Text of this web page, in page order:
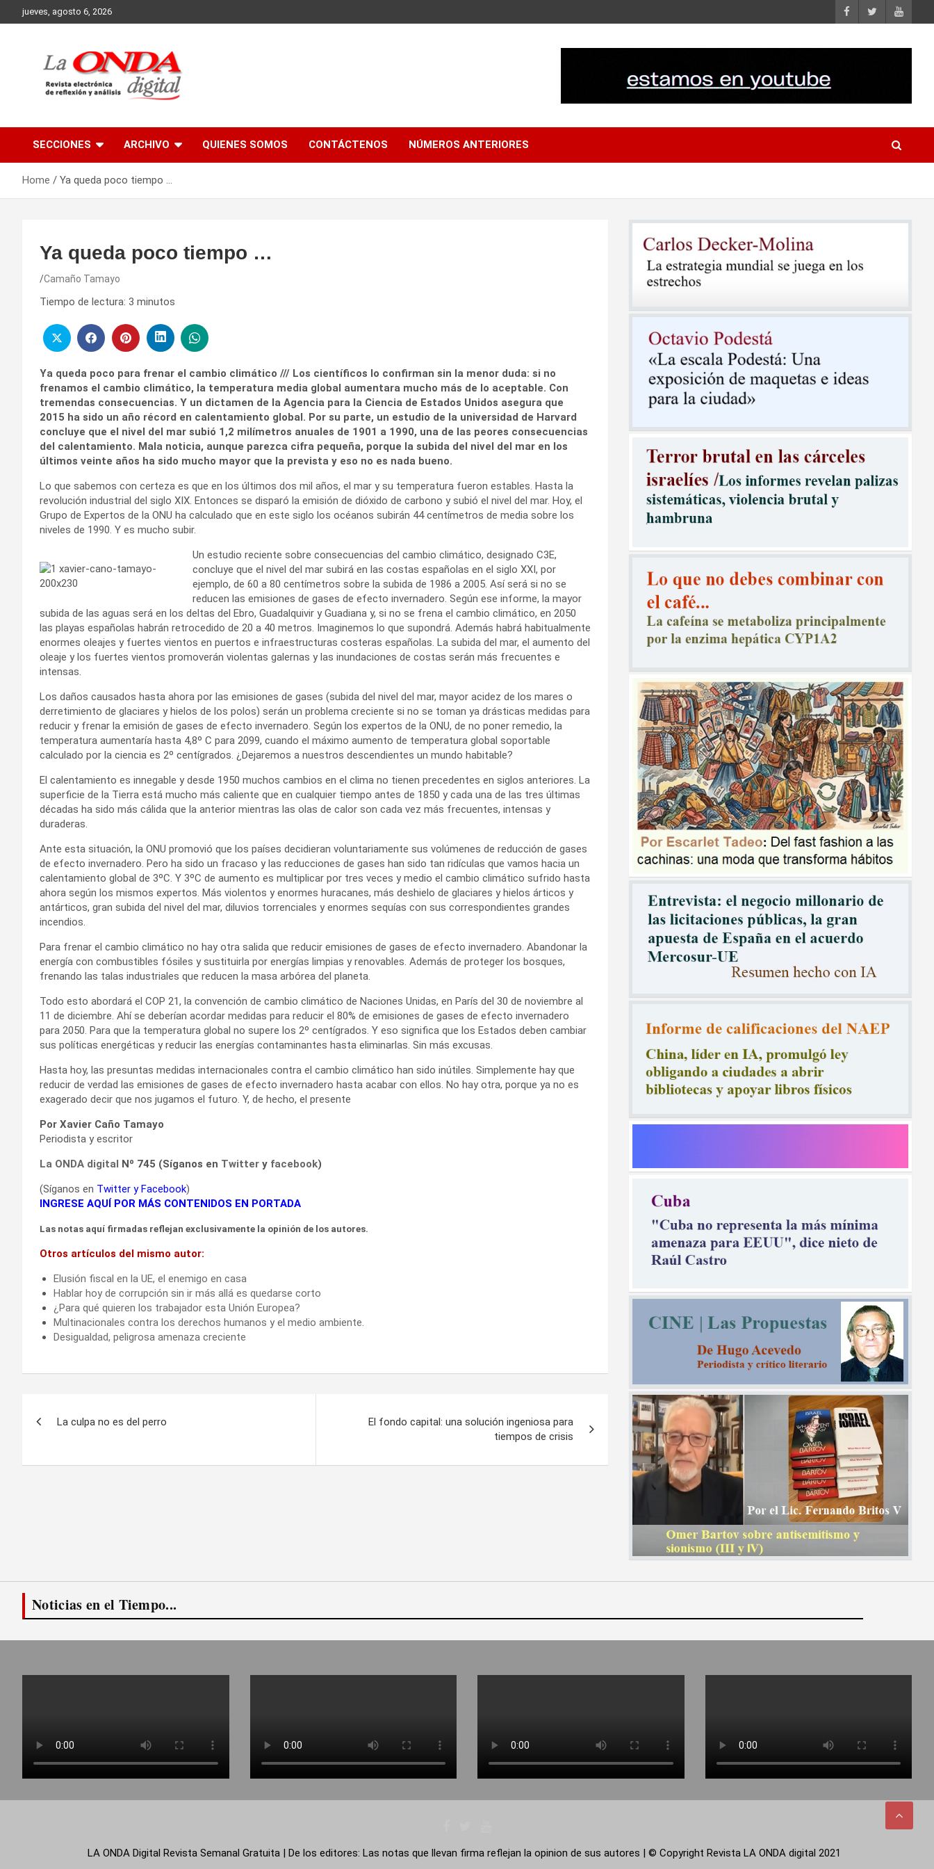
to
jueves, agosto 6, 2026
SECCIONES ARCHIVO QUIENES SOMOS CONTÁCTENOS NÚMEROS ANTERIORES
Home Ya queda poco tiempo …
Ya queda poco tiempo …
Camaño Tamayo
Tiempo de lectura: 3 minutos
Ya queda poco para frenar el cambio climático /// Los científicos lo confirman sin la menor duda: si no
frenamos el cambio climático, la temperatura media global aumentara mucho más de lo aceptable. Con
tremendas consecuencias. Y un dictamen de la Agencia para la Ciencia de Estados Unidos asegura que
2015 ha sido un año récord en calentamiento global. Por su parte, un estudio de la universidad de Harvard
concluye que el nivel del mar subió 1,2 milímetros anuales de 1901 a 1990, una de las peores consecuencias
del calentamiento. Mala noticia, aunque parezca cifra pequeña, porque la subida del nivel del mar en los
últimos veinte años ha sido mucho mayor que la prevista y eso no es nada bueno.
Lo que sabemos con certeza es que en los últimos dos mil años, el mar y su temperatura fueron estables. Hasta la
revolución industrial del siglo XIX. Entonces se disparó la emisión de dióxido de carbono y subió el nivel del mar. Hoy, el
Grupo de Expertos de la ONU ha calculado que en este siglo los océanos subirán 44 centímetros de media sobre los
niveles de 1990. Y es mucho subir.
Un estudio reciente sobre consecuencias del cambio climático, designado C3E,
concluye que el nivel del mar subirá en las costas españolas en el siglo XXI, por
ejemplo, de 60 a 80 centímetros sobre la subida de 1986 a 2005. Así será si no se
reducen las emisiones de gases de efecto invernadero. Según ese informe, la mayor
subida de las aguas será en los deltas del Ebro, Guadalquivir y Guadiana y, si no se frena el cambio climático, en 2050
las playas españolas habrán retrocedido de 20 a 40 metros. Imaginemos lo que supondrá. Además habrá habitualmente
enormes oleajes y fuertes vientos en puertos e infraestructuras costeras españolas. La subida del mar, el aumento del
oleaje y los fuertes vientos promoverán violentas galernas y las inundaciones de costas serán más frecuentes e
intensas.
Los daños causados hasta ahora por las emisiones de gases (subida del nivel del mar, mayor acidez de los mares o
derretimiento de glaciares y hielos de los polos) serán un problema creciente si no se toman ya drásticas medidas para
reducir y frenar la emisión de gases de efecto invernadero. Según los expertos de la ONU, de no poner remedio, la
temperatura aumentaría hasta 4,8º C para 2099, cuando el máximo aumento de temperatura global soportable
calculado por la ciencia es 2º centígrados. ¿Dejaremos a nuestros descendientes un mundo habitable?
El calentamiento es innegable y desde 1950 muchos cambios en el clima no tienen precedentes en siglos anteriores. La
superficie de la Tierra está mucho más caliente que en cualquier tiempo antes de 1850 y cada una de las tres últimas
décadas ha sido más cálida que la anterior mientras las olas de calor son cada vez más frecuentes, intensas y
duraderas.
Ante esta situación, la ONU promovió que los países decidieran voluntariamente sus volúmenes de reducción de gases
de efecto invernadero. Pero ha sido un fracaso y las reducciones de gases han sido tan ridículas que vamos hacia un
calentamiento global de 3ºC. Y 3ºC de aumento es multiplicar por tres veces y medio el cambio climático sufrido hasta
ahora según los mismos expertos. Más violentos y enormes huracanes, más deshielo de glaciares y hielos árticos y
antárticos, gran subida del nivel del mar, diluvios torrenciales y enormes sequías con sus correspondientes grandes
incendios.
Para frenar el cambio climático no hay otra salida que reducir emisiones de gases de efecto invernadero. Abandonar la
energía con combustibles fósiles y sustituirla por energías limpias y renovables. Además de proteger los bosques,
frenando las talas industriales que reducen la masa arbórea del planeta.
Todo esto abordará el COP 21, la convención de cambio climático de Naciones Unidas, en París del 30 de noviembre al
11 de diciembre. Ahí se deberían acordar medidas para reducir el 80% de emisiones de gases de efecto invernadero
para 2050. Para que la temperatura global no supere los 2º centígrados. Y eso significa que los Estados deben cambiar
sus políticas energéticas y reducir las energías contaminantes hasta eliminarlas. Sin más excusas.
Hasta hoy, las presuntas medidas internacionales contra el cambio climático han sido inútiles. Simplemente hay que
reducir de verdad las emisiones de gases de efecto invernadero hasta acabar con ellos. No hay otra, porque ya no es
exagerado decir que nos jugamos el futuro. Y, de hecho, el presente
Por Xavier Caño Tamayo
Periodista y escritor
La ONDA digital Nº 745 (Síganos en Twitter y facebook)
(Síganos en Twitter yFacebook)
INGRESE AQUÍ POR MÁS CONTENIDOS EN PORTADA
Las notas aquí firmadas reflejan exclusivamente la opinión de los autores.
Otros artículos del mismo autor:
Elusión fiscal en la UE, el enemigo en casa
Hablar hoy de corrupción sin ir más allá es quedarse corto
¿Para qué quieren los trabajador esta Unión Europea?
Multinacionales contra los derechos humanos y el medio ambiente.
Desigualdad, peligrosa amenaza creciente
entradas
La culpa no es del perro
El fondo capital: una solución ingeniosa para
tiempos de crisis
Noticias en el Tiempo...
LA ONDA Digital Revista Semanal Gratuita | De los editores: Las notas que llevan firma reflejan la opinion de sus autores | © Copyright Revista LA ONDA digital 2021